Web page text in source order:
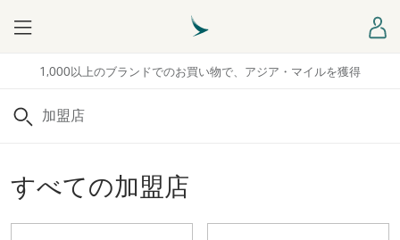
1,000以上のブランドでのお買い物で、アジア・マイルを獲得
Menu
検索
すべての加盟店